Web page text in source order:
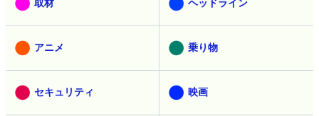
取材 ヘッドライン
アニメ 乗り物
セキュリティ 映画